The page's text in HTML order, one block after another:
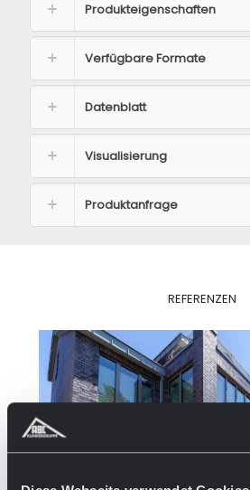
Produkteigenschaften
Verfügbare Formate
Datenblatt
Visualisierung
Produktanfrage
REFERENZEN